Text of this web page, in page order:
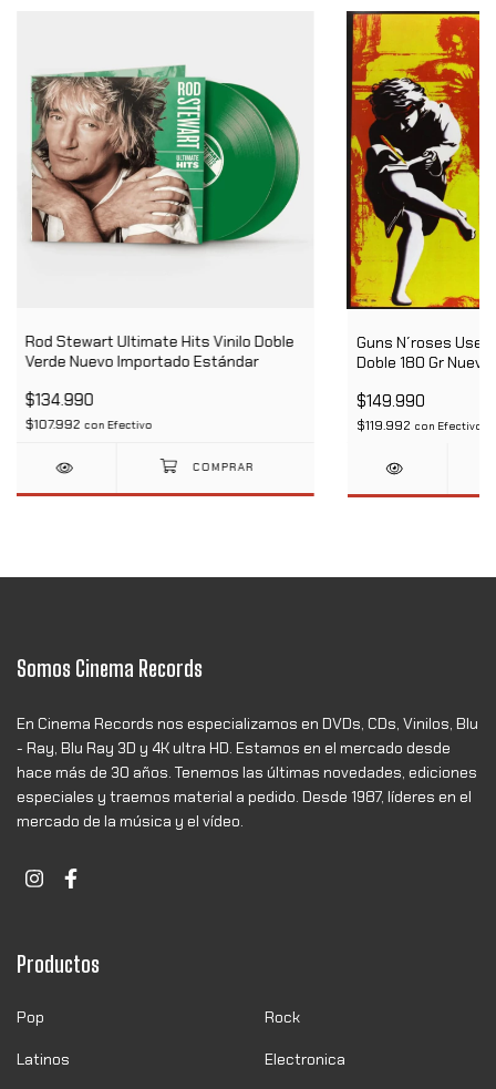
Rod Stewart Ultimate Hits Vinilo Doble
Verde Nuevo Importado Estándar
$134.990
$107.992 con Efectivo
Guns N´roses Use
Doble 180 Gr Nuevo
$149.990
$119.992 con Efectivo
Somos Cinema Records
En Cinema Records nos especializamos en DVDs, CDs, Vinilos, Blu
- Ray, Blu Ray 3D y 4K ultra HD. Estamos en el mercado desde
hace más de 30 años. Tenemos las últimas novedades, ediciones
especiales y traemos material a pedido. Desde 1987, líderes en el
mercado de la música y el vídeo.
Productos
Pop Rock
Latinos Electronica